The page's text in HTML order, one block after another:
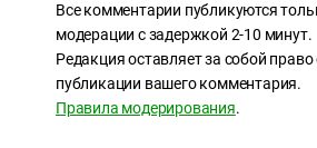
Все комментарии публикуются
модерации с задержкой 2-10 минут.
Редакция оставляет за собой право
публикации вашего комментария.
Правила модерирования.